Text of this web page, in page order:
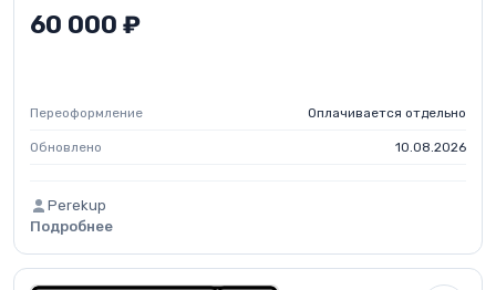
60 000 ₽
Переоформление Оплачивается отдельно
Обновлено 10.08.2026
Perekup
Подробнее